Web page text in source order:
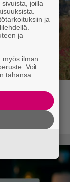
saanut
joilla
ja
ja
myös ilman
Voit
tahansa